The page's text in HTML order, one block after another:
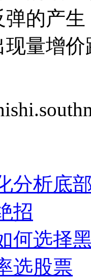
的产
量增
分析底
招
何选择
选股票